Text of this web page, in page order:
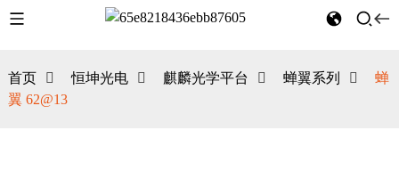
首页 恒坤光电 麒麟光学平台 蝉翼系列
蝉
翼 62@13